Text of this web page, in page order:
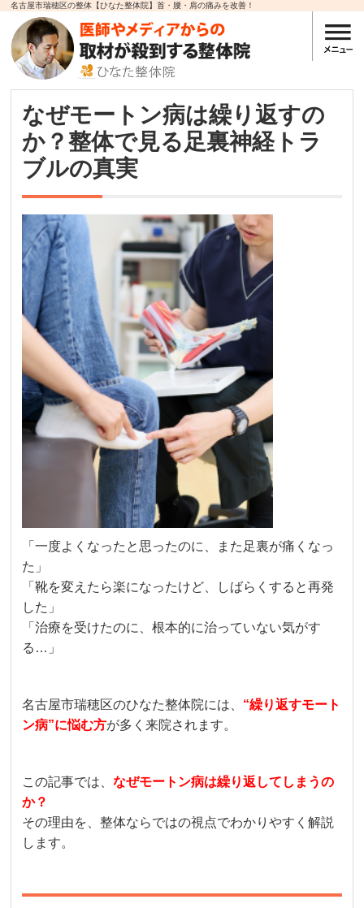
名古屋市瑞穂区の整体【ひなた整体院】首・腰・肩の痛みを改善！
なぜモートン病は繰り返すの
か？整体で見る足裏神経トラ
ブルの真実
「一度よくなったと思ったのに、また足裏が痛くなっ
た」
「靴を変えたら楽になったけど、しばらくすると再発
した」
「治療を受けたのに、根本的に治っていない気がす
る…」
名古屋市瑞穂区のひなた整体院には、 “繰り返すモート
ン病”に悩む方が多く来院されます。
この記事では、なぜモートン病は繰り返してしまうの
か？
その理由を、整体ならではの視点でわかりやすく解説
します。